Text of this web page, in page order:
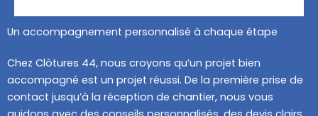
Un accompagnement personnalisé à chaque étape
Chez Clôtures 44, nous croyons qu’un projet bien
accompagné est un projet réussi. De la première prise de
contact jusqu’à la réception de chantier, nous vous